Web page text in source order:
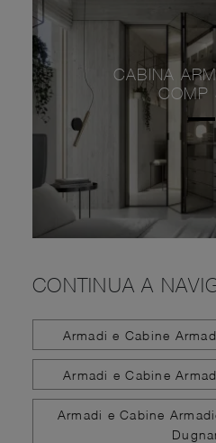
CABINA
COMP
CONTINUA A
Armadi e Cabine
Armadi e Cabine
Armadi e Cabine